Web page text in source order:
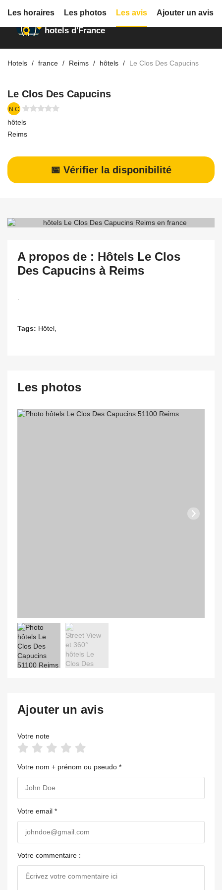
Annuaire des
hotels d'France
Hotels france Reims hôtels Le Clos Des Capucins
Le Clos Des Capucins
N.C
hôtels
Reims
📅 Vérifier la disponibilité
Les horaires Les photos Les avis Ajouter un avis
A propos de : Hôtels Le Clos
Des Capucins à Reims
Tags: Hôtel,
Les photos
Ajouter un avis
Votre note
Votre nom + prénom ou pseudo *
Votre email *
Votre commentaire :